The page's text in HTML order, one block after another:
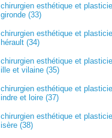
chirurgien esthétique et
gironde (33)
chirurgien esthétique et
hérault (34)
chirurgien esthétique et
ille et vilaine (35)
chirurgien esthétique et
indre et loire (37)
chirurgien esthétique et
isère (38)